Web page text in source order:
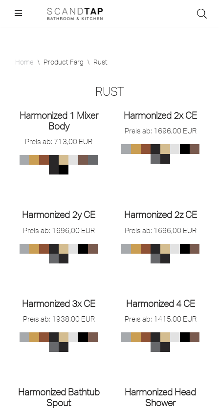
Home \ Product Färg \ Rust
RUST
Harmonized 1 Mixer
Body
Preis ab: 713,00 EUR
Harmonized 2x CE
Preis ab: 1696,00 EUR
Harmonized 2y CE
Preis ab: 1696,00 EUR
Harmonized 2z CE
Preis ab: 1696,00 EUR
Harmonized 3x CE
Preis ab: 1938,00 EUR
Harmonized 4 CE
Preis ab: 1415,00 EUR
Harmonized Bathtub
Spout
Harmonized Head
Shower